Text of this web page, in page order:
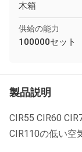
木箱
供給の能力
100000セット
製品説明
CIR55 CIR60
CIR110の低い空